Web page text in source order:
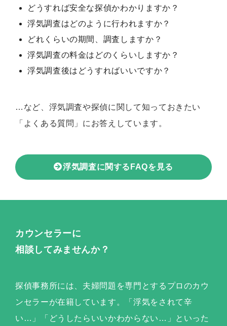
どうすれば安全な探偵かわかりますか？
浮気調査はどのように行われますか？
どれくらいの期間、調査しますか？
浮気調査の料金はどのくらいしますか？
浮気調査後はどうすればいいですか？
…など、浮気調査や探偵に関して知っておきたい
「よくある質問」にお答えしています。
浮気調査に関するFAQを見る
カウンセラーに
相談してみませんか？
探偵事務所には、夫婦問題を専門とするプロのカウ
ンセラーが在籍しています。「浮気をされて辛
い…」「どうしたらいいかわからない…」といった